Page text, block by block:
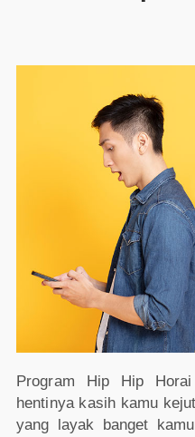
Program Hip Hip
hentinya kasih kamu
yang layak banget